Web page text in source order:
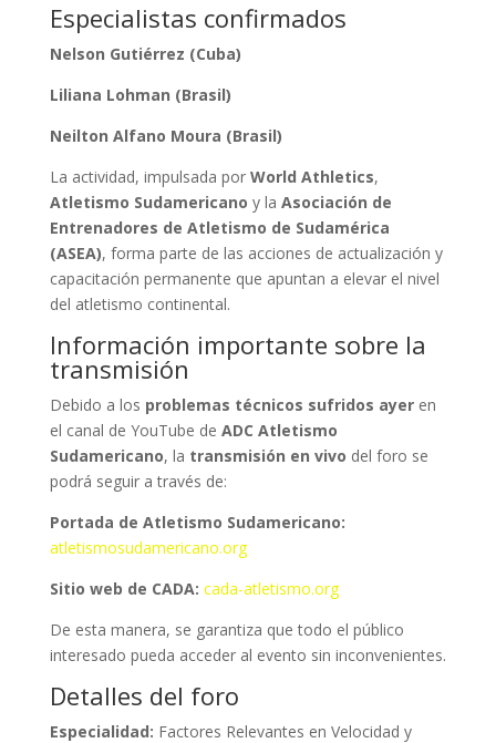
Especialistas confirmados
Nelson Gutiérrez (Cuba)
Liliana Lohman (Brasil)
Neilton Alfano Moura (Brasil)
La actividad, impulsada por World Athletics,
Atletismo Sudamericano y la Asociación de
Entrenadores de Atletismo de Sudamérica
(ASEA), forma parte de las acciones de actualización y
capacitación permanente que apuntan a elevar el nivel
del atletismo continental.
Información importante sobre la
transmisión
Debido a los problemas técnicos sufridos ayeren
el canal de YouTube de ADC Atletismo
Sudamericano, la transmisión en vivo del foro se
podrá seguir a través de:
Portada de Atletismo Sudamericano:
atletismosudamericano.org
Sitio web de CADA: cada-atletismo.org
De esta manera, se garantiza que todo el público
interesado pueda acceder al evento sin inconvenientes.
Detalles del foro
Especialidad: Factores Relevantes en Velocidad y